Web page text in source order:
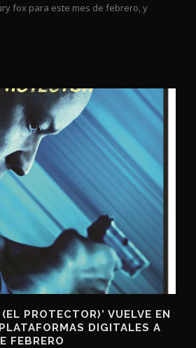
fox para este mes de febrero, y
PROTECTOR)’ VUELVE EN
DIGITALES A
FEBRERO